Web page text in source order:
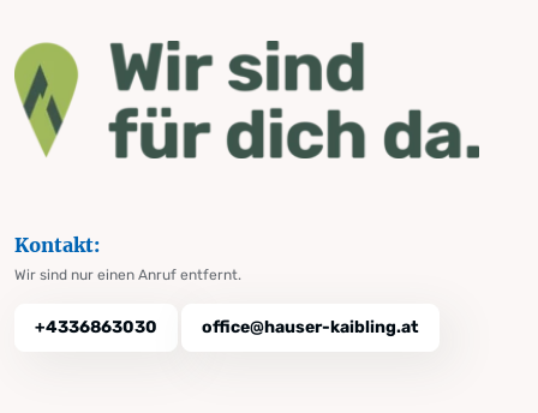
Kontakt:
Wir sind nur einen Anruf entfernt.
+4336863030 office@hauser-kaibling.at